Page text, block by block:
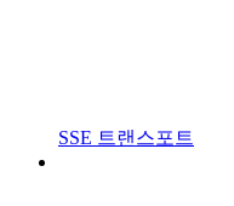
SSE 트랜스포트